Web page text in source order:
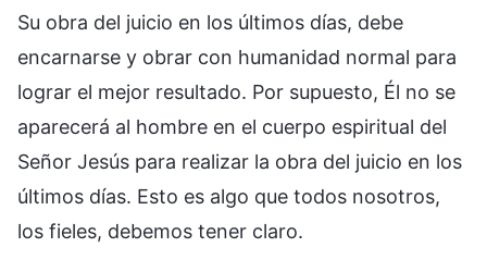
Su obra del juicio en los últimos días, debe
encarnarse y obrar con humanidad normal para
lograr el mejor resultado. Por supuesto, Él no se
aparecerá al hombre en el cuerpo espiritual del
Señor Jesús para realizar la obra del juicio en los
últimos días. Esto es algo que todos nosotros,
los fieles, debemos tener claro.